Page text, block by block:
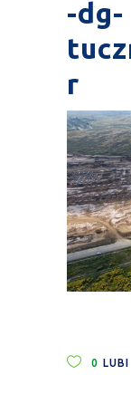
-dg-
r
0 LUBI